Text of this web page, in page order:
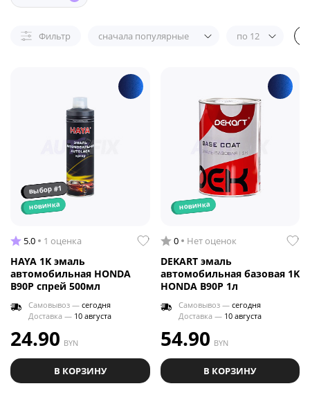
Фильтр сначала популярные по 12
выбор #1
новинка
5.0 1 оценка
HAYA 1K эмаль
автомобильная HONDA
B90P спрей 500мл
Самовывоз — сегодня
Доставка — 10 августа
24.90 BYN
В КОРЗИНУ
новинка
0 Нет оценок
DEKART эмаль
автомобильная базовая 1K
HONDA B90P 1л
Самовывоз — сегодня
Доставка — 10 августа
54.90 BYN
В КОРЗИНУ